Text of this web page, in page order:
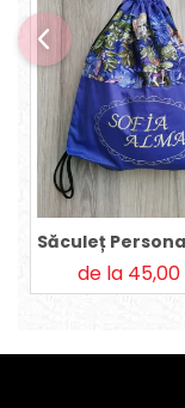
Săculeț
de la 45,00